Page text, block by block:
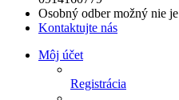
Osobný odber možný nie je
Kontaktujte nás
Môj účet
Registrácia